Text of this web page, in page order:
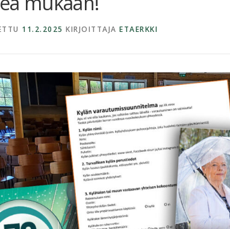
11.2.2025 KIRJOITTAJA ETAERKKI